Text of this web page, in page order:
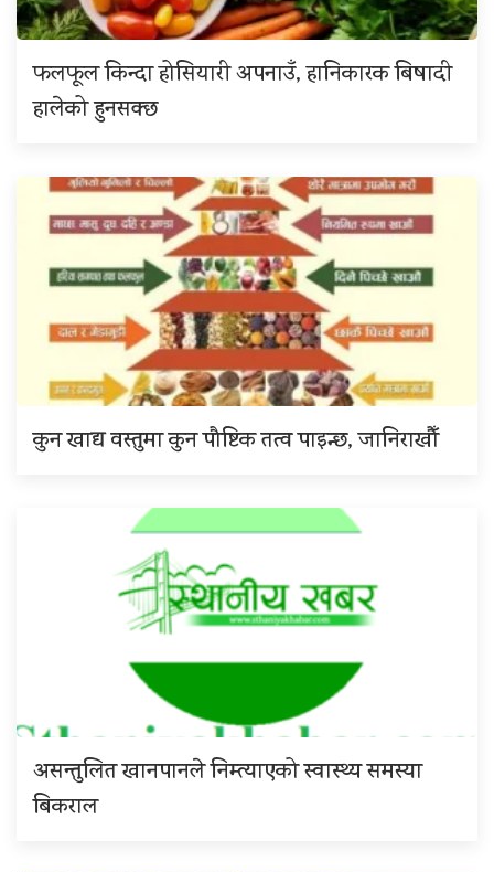
फलफूल किन्दा होसियारी अपनाउँ, हानिकारक बिषादी
हालेको हुनसक्छ
कुन खाद्य वस्तुमा कुन पौष्टिक तत्व पाइन्छ, जानिराखौँ
असन्तुलित खानपानले निम्त्याएको स्वास्थ्य समस्या
बिकराल